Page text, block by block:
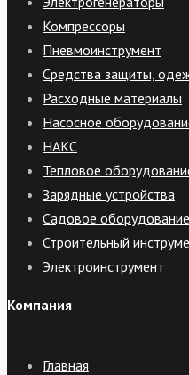
Компрессоры
Пневмоинструмент
Средства защиты,
Расходные материалы
Насосное
НАКС
Тепловое
Зарядные устройства
Садовое оборудование
Строительный
Электроинструмент
Компания
Главная